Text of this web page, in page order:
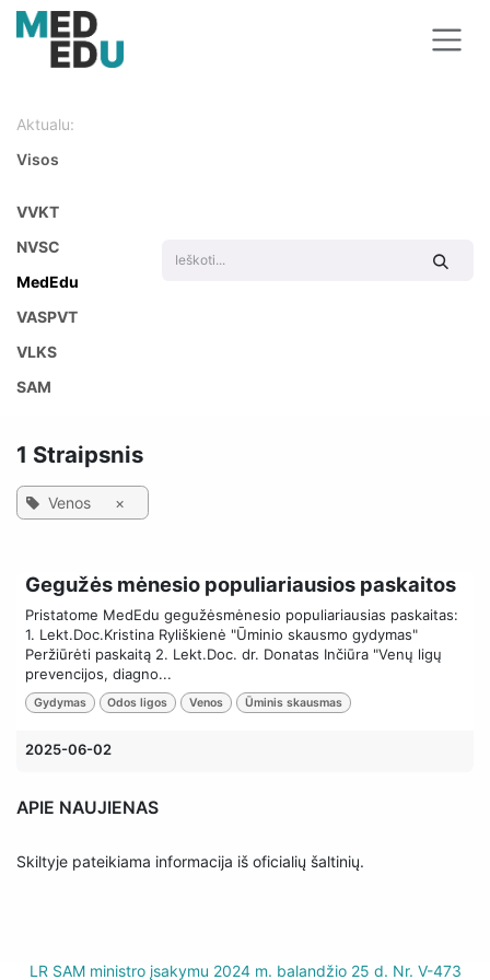
Skip to Content
Aktualu:
Visos
VVKT
NVSC
MedEdu
VASPVT
VLKS
SAM
1 Straipsnis
Venos ×
Gegužės mėnesio populiariausios paskaitos
Pristatome MedEdu gegužėsmėnesio populiariausias paskaitas:
1. Lekt.Doc.Kristina Ryliškienė "Ūminio skausmo gydymas"
Peržiūrėti paskaitą 2. Lekt.Doc. dr. Donatas Inčiūra "Venų ligų
prevencijos, diagno...
Gydymas Odos ligos Venos Ūminis skausmas
2025-06-02
APIE NAUJIENAS
Skiltyje pateikiama informacija iš oficialių šaltinių.
LR SAM ministro įsakymu 2024 m. balandžio 25 d. Nr. V-473